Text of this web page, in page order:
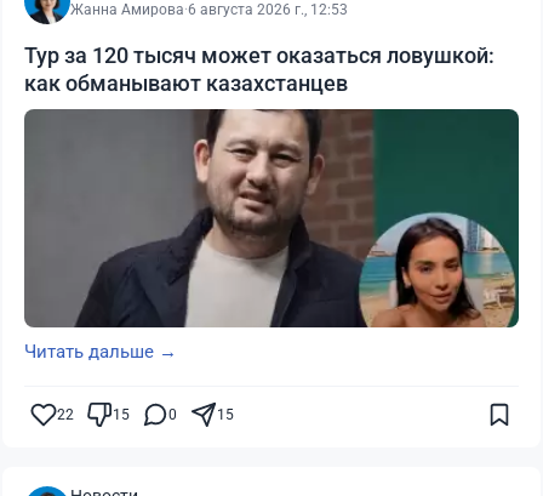
Жанна Амирова·6 августа 2026 г., 12:53
Тур за 120 тысяч может оказаться ловушкой:
как обманывают казахстанцев
Читать дальше →
22 15 0 15